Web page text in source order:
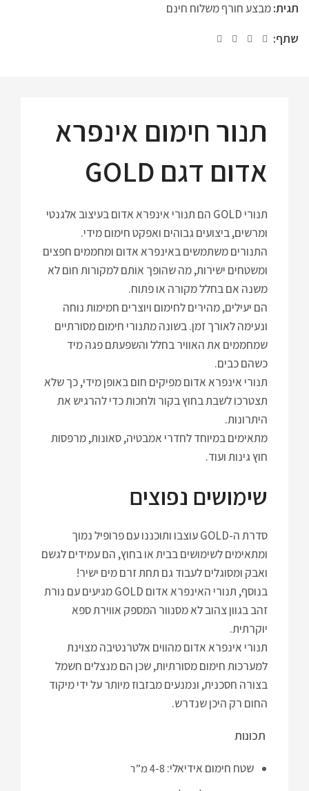
תגית:מבצע חורף משלוח חינם
שתף:
תנור חימום אינפרא
אדום דגם GOLD
תנורי GOLD הם תנורי אינפרא אדום בעיצוב אלגנטי
ומרשים, ביצועים גבוהים ואפקט חימום מידי.
התנורים משתמשים באינפרא אדום ומחממים חפצים
ומשטחים ישירות, מה שהופך אותם למקורות חום לא
משנה אם בחלל מקורה או פתוח.
הם יעילים, מהירים לחימום ויוצרים חמימות נוחה
ונעימה לאורך זמן. בשונה מתנורי חימום מסורתיים
שמחממים את האוויר בחלל והשפעתם פגה מיד
כשהם כבים.
תנורי אינפרא אדום מפיקים חום באופן מידי, כך שלא
תצטרכו לשבת בחוץ בקור ולחכות כדי להרגיש את
היתרונות.
מתאימים במיוחד לחדרי אמבטיה, סאונות, מרפסות
חוץ גינות ועוד.
שימושים נפוצים
סדרת ה-GOLD עוצבו ותוכננו עם פרופיל נמוך
ומתאימים לשימושים בבית או בחוץ, הם עמידים לגשם
ואבק ומסוגלים לעבוד גם תחת זרם מים ישיר!
בנוסף, תנורי האינפרא אדום GOLD מגיעים עם נורת
זהב בגוון צהוב לא מסנוור המספק אווירת ספא
יוקרתית.
תנורי אינפרא אדום מהווים אלטרנטיבה מצוינת
למערכות חימום מסורתיות, שכן הם מנצלים חשמל
בצורה חסכנית, ונמנעים מבזבוז מיותר על ידי מיקוד
החום רק היכן שנדרש.
תכונות
שטח חימום אידיאלי: 4-8 מ”ר